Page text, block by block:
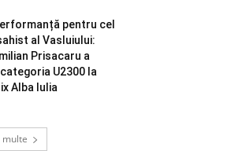
pentru cel
al Vasluiului:
Prisacaru a
U2300 la
Alba Iulia